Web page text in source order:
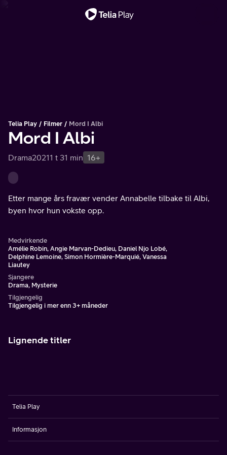
Telia Play Filmer Mord I Albi
Mord I Albi
Drama20211 t 31 min 16+
Etter mange års fravær vender Annabelle tilbake til Albi,
byen hvor hun vokste opp.
Medvirkende
Amélie Robin, Angie Marvan-Dedieu, Daniel Njo Lobé,
Delphine Lemoine, Simon Hormière-Marquié, Vanessa
Liautey
Sjangere
Drama, Mysterie
Tilgjengelig
Tilgjengelig i mer enn 3+ måneder
Lignende titler
Telia Play
Informasjon